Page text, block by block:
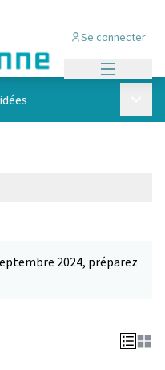
Se connecter
2024, préparez